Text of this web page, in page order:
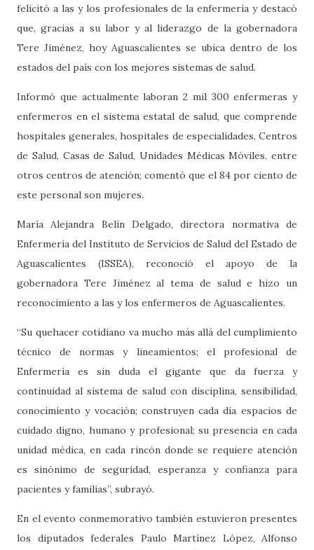
felicitó a las y los profesionales de la enfermería y destacó
que, gracias a su labor y al liderazgo de la gobernadora
Tere Jiménez, hoy Aguascalientes se ubica dentro de los
estados del país con los mejores sistemas de salud.
Informó que actualmente laboran 2 mil 300 enfermeras y
enfermeros en el sistema estatal de salud, que comprende
hospitales generales, hospitales de especialidades, Centros
de Salud, Casas de Salud, Unidades Médicas Móviles, entre
otros centros de atención; comentó que el 84 por ciento de
este personal son mujeres.
María Alejandra Belín Delgado, directora normativa de
Enfermería del Instituto de Servicios de Salud del Estado de
Aguascalientes (ISSEA), reconoció el apoyo de la
gobernadora Tere Jiménez al tema de salud e hizo un
reconocimiento a las y los enfermeros de Aguascalientes.
“Su quehacer cotidiano va mucho más allá del cumplimiento
técnico de normas y lineamientos; el profesional de
Enfermería es sin duda el gigante que da fuerza y
continuidad al sistema de salud con disciplina, sensibilidad,
conocimiento y vocación; construyen cada día espacios de
cuidado digno, humano y profesional; su presencia en cada
unidad médica, en cada rincón donde se requiere atención
es sinónimo de seguridad, esperanza y confianza para
pacientes y familias”, subrayó.
En el evento conmemorativo también estuvieron presentes
los diputados federales Paulo Martínez López, Alfonso